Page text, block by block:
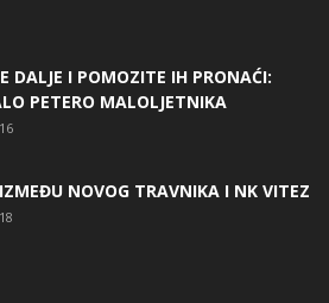
DALJE I POMOZITE IH PRONAĆI:
PETERO MALOLJETNIKA
NOVOG TRAVNIKA I NK VITEZ